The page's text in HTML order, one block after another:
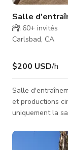
Salle
60+ invités
Carlsbad, CA
$200 USD/h
Salle
et productions
uniquement la